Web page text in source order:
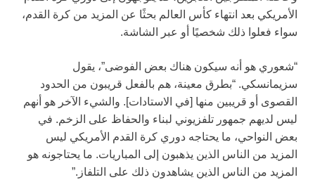
الأمريكي بعد انتهاء كأس العالم بحثًا عن المزيد من كرة القدم،
سواء فعلوا ذلك شخصيًا أو عبر الشاشة.
“شعوري هو أنه سيكون هناك بعض الفوضى”، يقول
سزيمانسكي. “بطرق معينة، هم بالفعل قريبون من الحدود
القصوى أو قريبين منها [في الاستادات]. والشيء الآخر هو أنهم
ليس لديهم جمهور تلفزيوني لبناء والحفاظ على الزخم. في
بعض النواحي، ما يحتاجه دوري كرة القدم الأمريكي ليس
المزيد من الناس الذين يذهبون إلى المباريات. ما يحتاجونه هو
المزيد من الناس الذين يشاهدون ذلك على التلفاز.”